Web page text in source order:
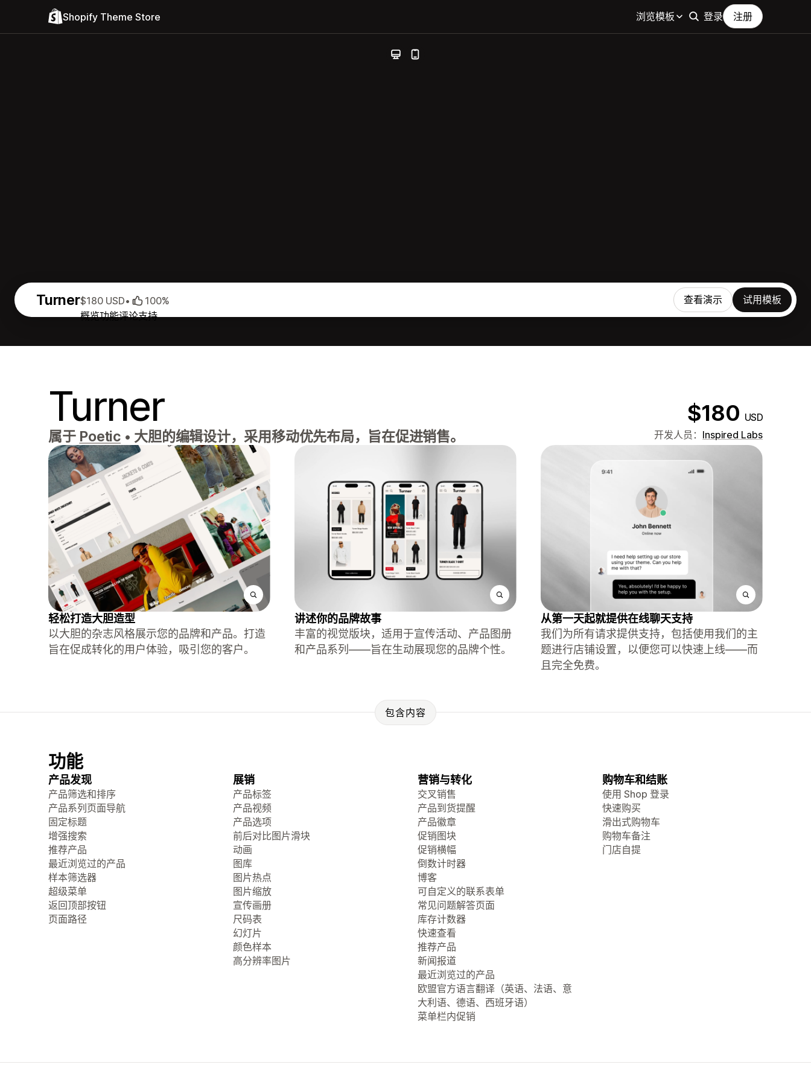
Shopify Theme Store 浏览模板 登录 注册
Turner
概览功能评论支持
$180 USD• 100% 查看演示 试用模板
Turner $180 USD
属于 Poetic • 大胆的编辑设计，采用移动优先布局，旨在促进销售。 开发人员： Inspired Labs
轻松打造大胆造型
以大胆的杂志风格展示您的品牌和产品。打造
旨在促成转化的用户体验，吸引您的客户。
讲述你的品牌故事
丰富的视觉版块，适用于宣传活动、产品图册
和产品系列——旨在生动展现您的品牌个性。
从第一天起就提供在线聊天支持
我们为所有请求提供支持，包括使用我们的主
题进行店铺设置，以便您可以快速上线——而
且完全免费。
包含内容
功能
产品发现
产品筛选和排序
产品系列页面导航
固定标题
增强搜索
推荐产品
最近浏览过的产品
样本筛选器
超级菜单
返回顶部按钮
页面路径
展销
产品标签
产品视频
产品选项
前后对比图片滑块
动画
图库
图片热点
图片缩放
宣传画册
尺码表
幻灯片
颜色样本
高分辨率图片
营销与转化
交叉销售
产品到货提醒
产品徽章
促销图块
促销横幅
倒数计时器
博客
可自定义的联系表单
常见问题解答页面
库存计数器
快速查看
推荐产品
新闻报道
最近浏览过的产品
欧盟官方语言翻译（英语、法语、意
大利语、德语、西班牙语）
菜单栏内促销
购物车和结账
使用 Shop 登录
快速购买
滑出式购物车
购物车备注
门店自提